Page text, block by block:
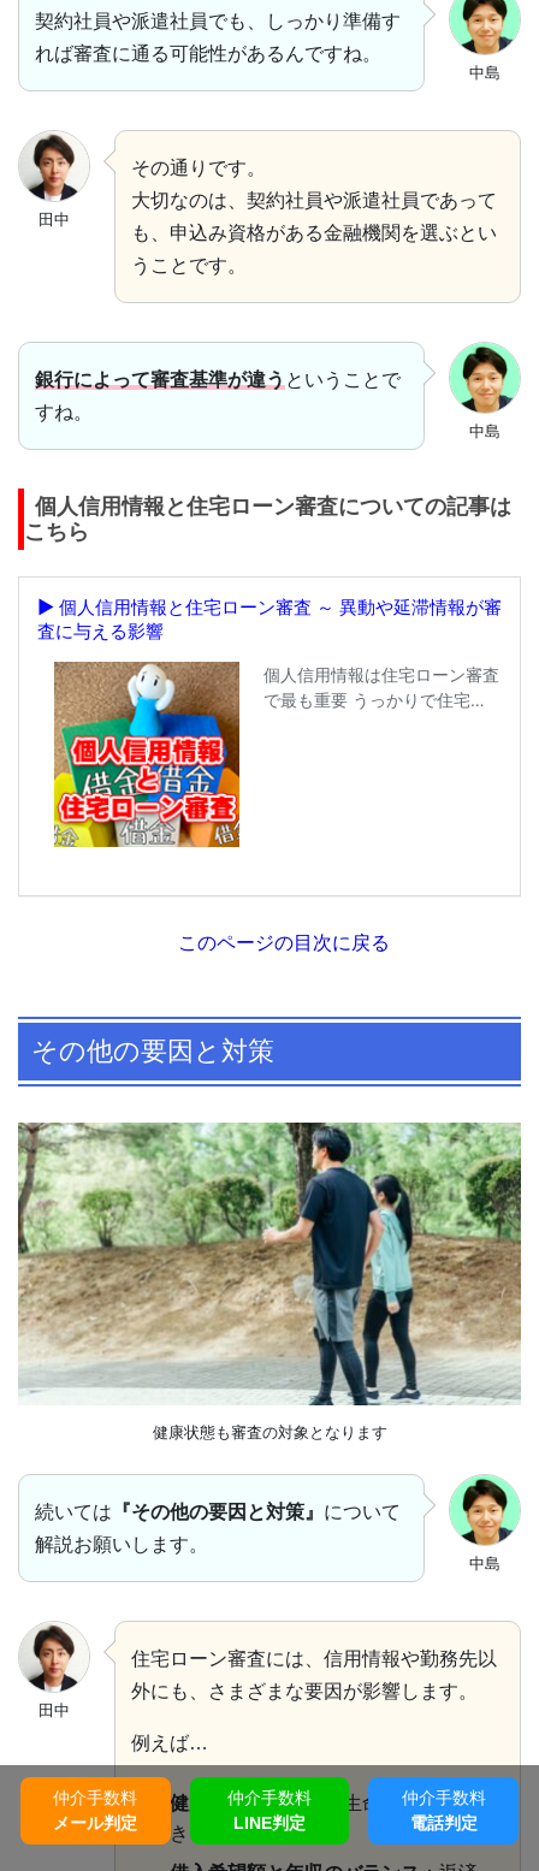
中島
契約社員や派遣社員でも、しっかり準備す
れば審査に通る可能性があるんですね。
田中
その通りです。
大切なのは、契約社員や派遣社員であって
も、申込み資格がある金融機関を選ぶとい
うことです。
中島
銀行によって審査基準が違う ということで
すね。
個人信用情報と住宅ローン審査についての記事は
こちら
このページの目次に戻る
その他の要因と対策
健康状態も審査の対象となります
中島
続いては 『その他の要因と対策』 について
解説お願いします。
田中
住宅ローン審査には、信用情報や勤務先以
外にも、さまざまな要因が影響します。
例えば…
健康状態：団体信用生命保険に加入
できるか
仲介手数料
メール判定
仲介手数料
LINE判定
仲介手数料
電話判定